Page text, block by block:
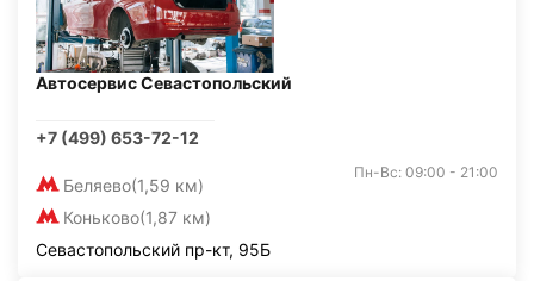
Автосервис Севастопольский
+7 (499) 653-72-12
Беляево(1,59 км)
Коньково(1,87 км)
Пн-Вс: 09:00 - 21:00
Севастопольский пр-кт, 95Б